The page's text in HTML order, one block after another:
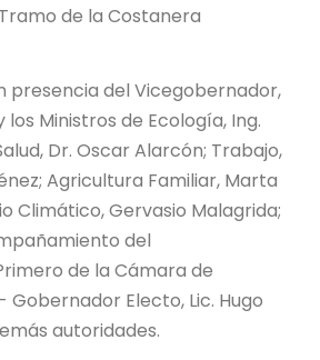
de la Costanera
presencia del Vicegobernador,
los Ministros de Ecología, Ing.
Dr. Oscar Alarcón; Trabajo,
Agricultura Familiar, Marta
Climático, Gervasio Malagrida;
del
de la Cámara de
Electo, Lic. Hugo
autoridades.